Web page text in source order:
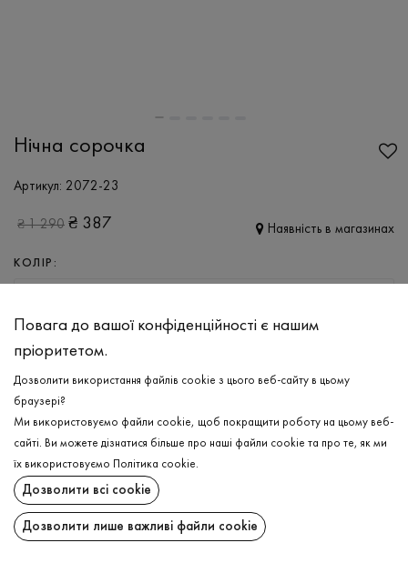
Нічна сорочка
Артикул: 2072-23
₴1 290 ₴ 387 Наявність в магазинах
КОЛІР:
ДОДАТИ ДО КОШИКА
ОБЕРІТЬ РОЗМІР
Нічна сорочка
ДОДАТИ ДО КОШИКА
ОПИС
Повага до вашої конфіденційності є нашим
пріоритетом.
Дозволити використання файлів cookie з цього веб-сайту в цьому
браузері?
Ми використовуємо файли cookie, щоб покращити роботу на цьому веб-
сайті. Ви можете дізнатися більше про наші файли cookie та про те, як ми
їх використовуємо
Політика cookie.
Дозволити всі cookie
Дозволити лише важливі файли cookie